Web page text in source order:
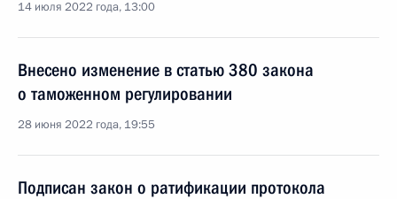
14 июля 2022 года, 13:00
Внесено изменение в статью 380 закона
о таможенном регулировании
28 июня 2022 года, 19:55
Подписан закон о ратификации протокола